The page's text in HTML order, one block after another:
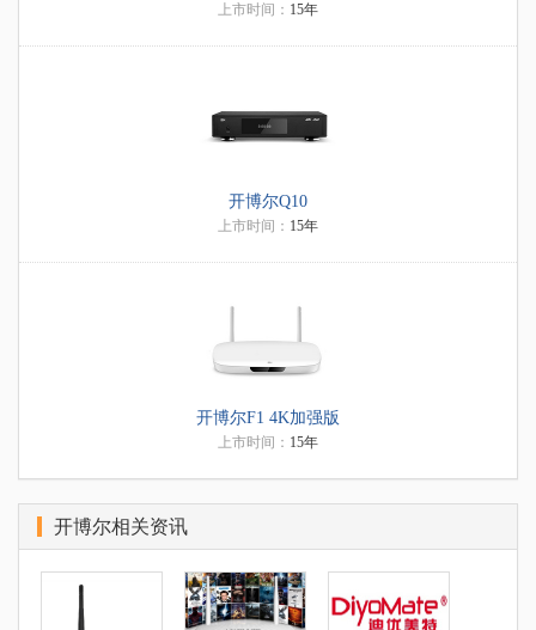
上市时间： 15年
开博尔Q10
上市时间： 15年
开博尔F1 4K加强版
上市时间： 15年
开博尔相关资讯